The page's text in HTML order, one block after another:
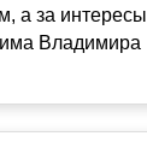
а за интересы
Владимира